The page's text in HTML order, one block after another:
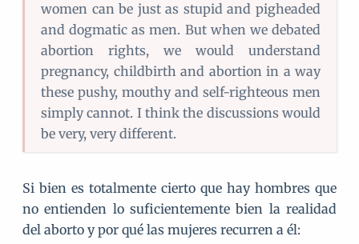
women can be just as stupid and pigheaded
and dogmatic as men. But when we debated
abortion rights, we would understand
pregnancy, childbirth and abortion in a way
these pushy, mouthy and self-righteous men
simply cannot. I think the discussions would
be very, very different.
Si bien es totalmente cierto que hay hombres que
no entienden lo suficientemente bien la realidad
del aborto y por qué las mujeres recurren a él: